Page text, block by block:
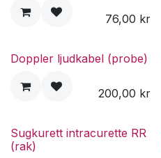
76,00 kr
Doppler ljudkabel (probe)
200,00 kr
Sugkurett intracurette RR
(rak)